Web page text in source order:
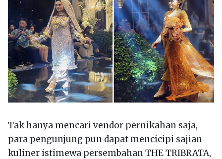
Tak hanya mencari vendor pernikahan saja,
para pengunjung pun dapat mencicipi sajian
kuliner istimewa persembahan THE TRIBRATA,